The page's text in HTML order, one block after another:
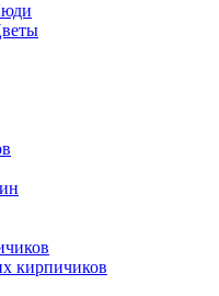
кирпичиков